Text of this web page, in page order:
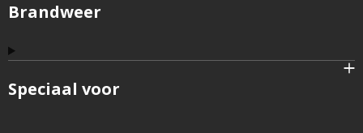
Brandweer
Speciaal voor